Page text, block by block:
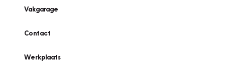
Vakgarage
Contact
Werkplaats